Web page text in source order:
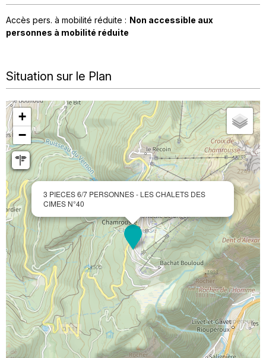
Accès pers. à mobilité réduite : Non accessible aux
personnes à mobilité réduite
Situation sur le Plan
3 PIECES 6/7 PERSONNES - LES CHALETS DES
CIMES N°40
+
−